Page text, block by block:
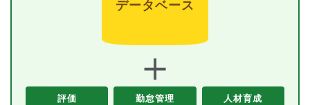
データベース
＋
評価 勤怠管理 人材育成